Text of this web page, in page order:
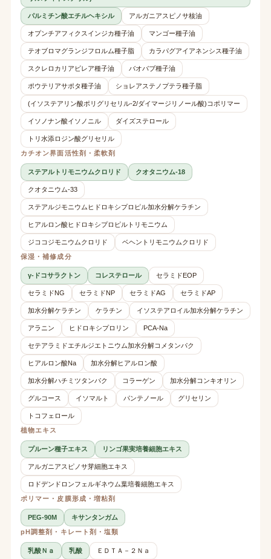
パルミチン酸エチルヘキシル アルガニアスピノサ核油
オプンチアフィクスインジカ種子油 マンゴー種子油
テオブロマグランジフロルム種子脂 カラパグアイアネンシス種子油
スクレロカリアビレア種子油 バオバブ種子油
ポウテリアサポタ種子油 ショレアステノプテラ種子脂
(イソステアリン酸ポリグリセリル-2/ダイマージリノール酸)コポリマー
イソノナン酸イソノニル ダイズステロール
トリ水添ロジン酸グリセリル
カチオン界面活性剤・柔軟剤
ステアルトリモニウムクロリド クオタニウム-18
クオタニウム-33
ステアルジモニウムヒドロキシプロピル加水分解ケラチン
ヒアルロン酸ヒドロキシプロピルトリモニウム
ジココジモニウムクロリド
ベヘントリモニウムクロリド
保湿・補修成分
γ-ドコサラクトン コレステロール セラミドEOP
セラミドNG セラミドNP セラミドAG セラミドAP
加水分解ケラチン ケラチン イソステアロイル加水分解ケラチン
アラニン ヒドロキシプロリン PCA-Na
セテアラミドエチルジエトニウム加水分解コメタンパク
ヒアルロン酸Na 加水分解ヒアルロン酸
加水分解ハチミツタンパク コラーゲン 加水分解コンキオリン
グルコース イソマルト パンテノール グリセリン
トコフェロール
植物エキス
プルーン種子エキス リンゴ果実培養細胞エキス
アルガニアスピノサ芽細胞エキス
ロドデンドロンフェルギネウム葉培養細胞エキス
ポリマー・皮膜形成・増粘剤
PEG-90M
キサンタンガム
pH調整剤・キレート剤・塩類
乳酸Ｎａ 乳酸
ＥＤＴＡ－２Ｎａ